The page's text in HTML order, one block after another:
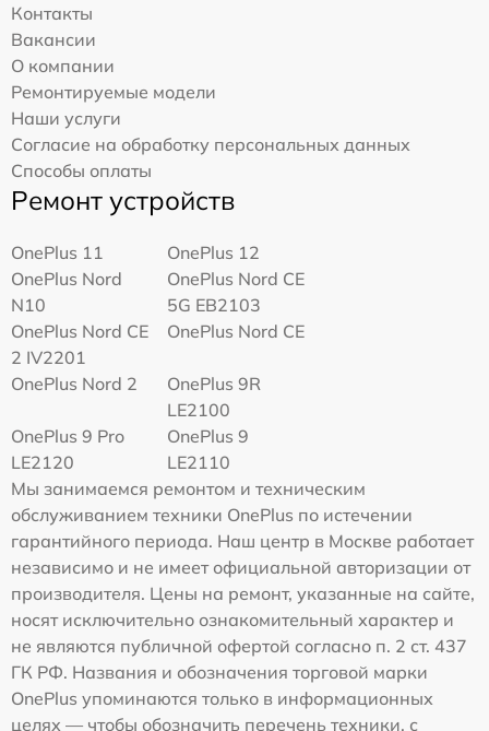
Контакты
Вакансии
О компании
Ремонтируемые модели
Наши услуги
Согласие на обработку персональных данных
Способы оплаты
Ремонт устройств
OnePlus 11
OnePlus 12
OnePlus Nord
N10
OnePlus Nord CE
5G EB2103
OnePlus Nord CE
2 IV2201
OnePlus Nord CE
OnePlus Nord 2
OnePlus 9R
LE2100
OnePlus 9 Pro
LE2120
OnePlus 9
LE2110
Мы занимаемся ремонтом и техническим
обслуживанием техники OnePlus по истечении
гарантийного периода. Наш центр в Москве работает
независимо и не имеет официальной авторизации от
производителя. Цены на ремонт, указанные на сайте,
носят исключительно ознакомительный характер и
не являются публичной офертой согласно п. 2 ст. 437
ГК РФ. Названия и обозначения торговой марки
OnePlus упоминаются только в информационных
целях — чтобы обозначить перечень техники, с